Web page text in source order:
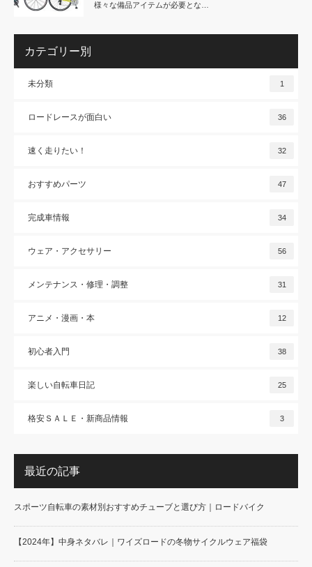
様々な備品アイテムが必要とな…
カテゴリー別
未分類 1
ロードレースが面白い 36
速く走りたい！ 32
おすすめパーツ 47
完成車情報 34
ウェア・アクセサリー 56
メンテナンス・修理・調整 31
アニメ・漫画・本 12
初心者入門 38
楽しい自転車日記 25
格安ＳＡＬＥ・新商品情報 3
最近の記事
スポーツ自転車の素材別おすすめチューブと選び方｜ロードバイク
【2024年】中身ネタバレ｜ワイズロードの冬物サイクルウェア福袋